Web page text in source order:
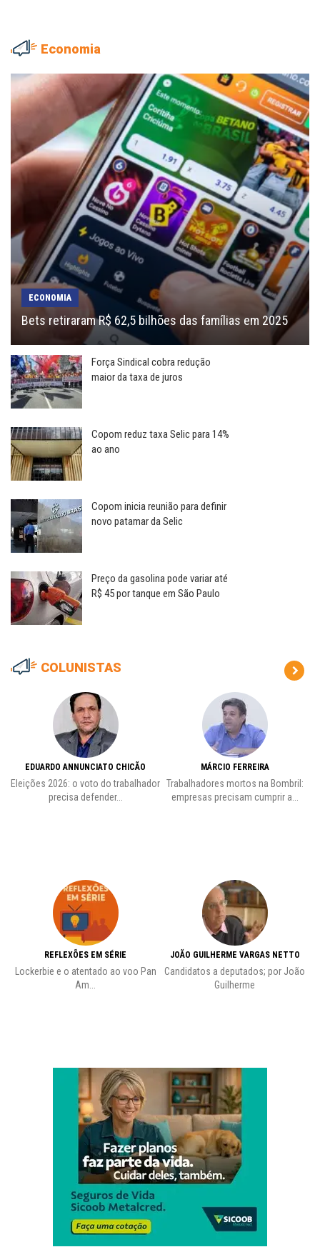
Economia
ECONOMIA
Bets retiraram R$ 62,5 bilhões das famílias em 2025
Força Sindical cobra redução
maior da taxa de juros
Copom reduz taxa Selic para 14%
ao ano
Copom inicia reunião para definir
novo patamar da Selic
Preço da gasolina pode variar até
R$ 45 por tanque em São Paulo
COLUNISTAS
EDUARDO ANNUNCIATO CHICÃO
Eleições 2026: o voto do trabalhador
precisa defender...
REFLEXÕES EM SÉRIE
Lockerbie e o atentado ao voo Pan
Am...
MÁRCIO FERREIRA
Trabalhadores mortos na Bombril:
empresas precisam cumprir a...
JOÃO GUILHERME VARGAS NETTO
Candidatos a deputados; por João
Guilherme